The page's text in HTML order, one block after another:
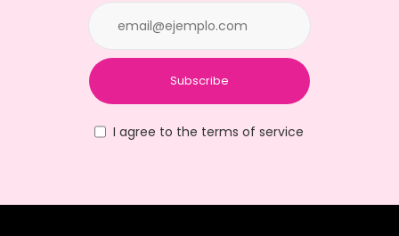
Subscribe
I agree to the terms of service